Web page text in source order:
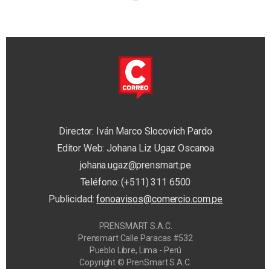
Director: Iván Marco Slocovich Pardo
Editor Web: Johana Liz Ugaz Oscanoa
johana.ugaz@prensmart.pe
Teléfono: (+511) 311 6500
Publicidad:fonoavisos@comercio.com.pe
PRENSMART S.A.C.
Prensmart Calle Paracas #532
Pueblo Libre, Lima - Perú
Copyright © PrenSmart S.A.C.